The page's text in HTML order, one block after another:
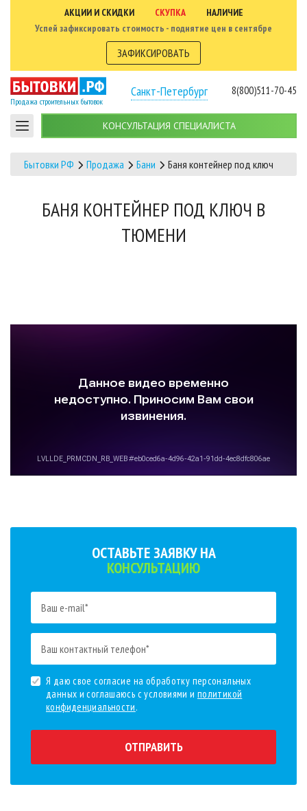
АКЦИИ И СКИДКИ СКУПКА
НАЛИЧИЕ
Успей зафиксировать стоимость - поднятие цен в сентябре
ЗАФИКСИРОВАТЬ
Продажа строительных бытовок
Санкт-Петербург 8(800)511-70-45
КОНСУЛЬТАЦИЯ СПЕЦИАЛИСТА
Бытовки РФ Продажа Бани Баня контейнер под ключ
БАНЯ КОНТЕЙНЕР ПОД КЛЮЧ В
ТЮМЕНИ
ОСТАВЬТЕ ЗАЯВКУ НА
КОНСУЛЬТАЦИЮ
Я даю свое согласие на обработку персональных
данных и соглашаюсь с условиями и политикой
конфиденциальности.
ОТПРАВИТЬ